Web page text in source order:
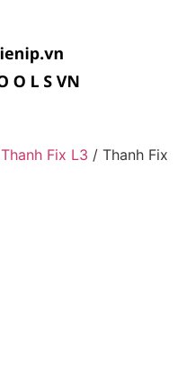
Thanh Fix L3 / Thanh Fix